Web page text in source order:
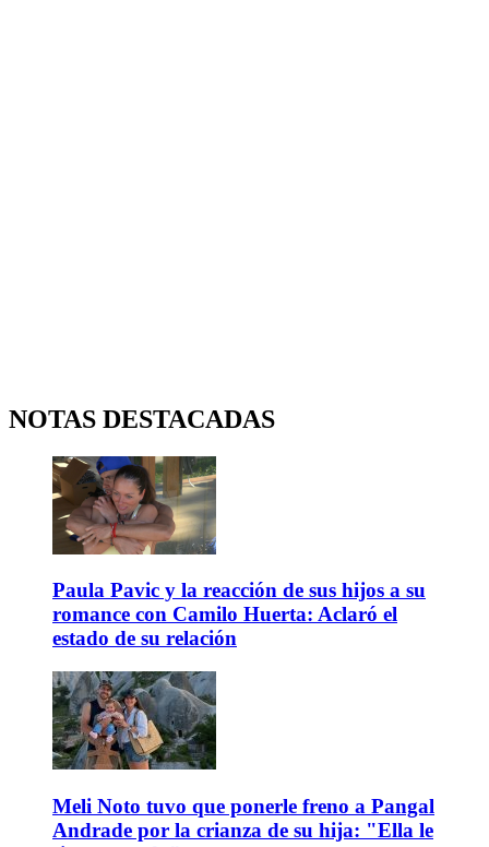
NOTAS DESTACADAS
Paula Pavic y la reacción de sus hijos a su
romance con Camilo Huerta: Aclaró el
estado de su relación
Meli Noto tuvo que ponerle freno a Pangal
Andrade por la crianza de su hija: "Ella le